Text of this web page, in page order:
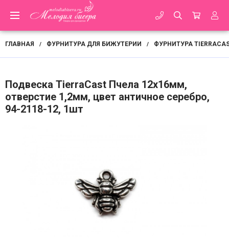
ГЛАВНАЯ / ФУРНИТУРА ДЛЯ БИЖУТЕРИИ / ФУРНИТУРА
Подвеска TierraCast Пчела 12х16мм,
отверстие 1,2мм, цвет античное серебро,
94-2118-12, 1шт